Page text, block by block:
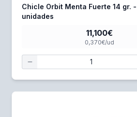
Chicle Orbit Menta Fuerte 14 gr.
unidades
11,100€
0,370€/ud